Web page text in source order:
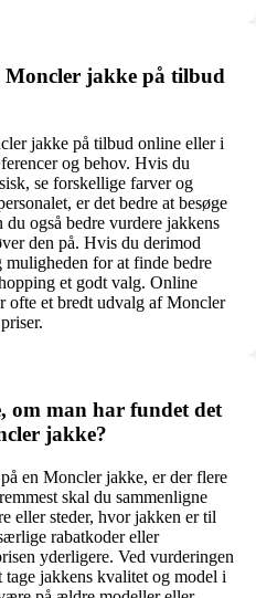
Moncler jakke på tilbud
jakke på tilbud online eller i
og behov. Hvis du
se forskellige farver og
er det bedre at besøge
også bedre vurdere jakkens
den på. Hvis du derimod
for at finde bedre
et godt valg. Online
ofte et bredt udvalg af Moncler
om man har fundet det
jakke?
en Moncler jakke, er der flere
skal du sammenligne
eller steder, hvor jakken er til
rabatkoder eller
yderligere. Ved vurderingen
jakkens kvalitet og model i